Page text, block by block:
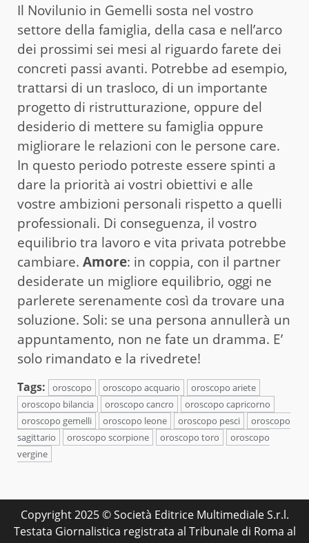
Il Novilunio in Gemelli sosta nel vostro
settore della famiglia, della casa e nell’arco
dei prossimi sei mesi al riguardo farete dei
concreti passi avanti. Potrebbe ad esempio,
trattarsi di un trasloco, di un importante
progetto di ristrutturazione, oppure del
desiderio di mettere su famiglia oppure
migliorare le relazioni con le persone care.
In questo periodo potreste essere spinti a
dare la priorità ai vostri obiettivi e alle
vostre ambizioni personali rispetto a quelli
professionali. Di conseguenza, il vostro
equilibrio tra lavoro e vita privata potrebbe
cambiare. Amore: in coppia, con il partner
desiderate un migliore equilibrio, oggi ne
parlerete serenamente così da trovare una
soluzione. Soli: se una persona annullerà un
appuntamento, non ne fate un dramma. E’
solo rimandato e la rivedrete!
Tags: oroscopo oroscopo acquario
oroscopo ariete
oroscopo bilancia
oroscopo cancro
oroscopo capricorno
oroscopo gemelli
oroscopo leone oroscopo pesci
oroscopo
sagittario
oroscopo scorpione oroscopo toro
oroscopo
vergine
Copyright 2025 © Società Editrice Multimediale S.r.l.
Testata Giornalistica registrata al Tribunale di Roma al